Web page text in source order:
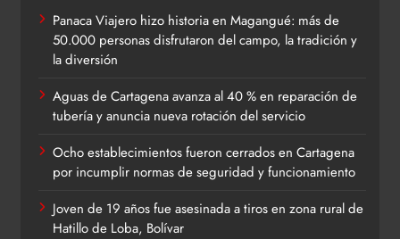
Panaca Viajero hizo historia en Magangué: más de
50.000 personas disfrutaron del campo, la tradición y
la diversión
Aguas de Cartagena avanza al 40 % en reparación de
tubería y anuncia nueva rotación del servicio
Ocho establecimientos fueron cerrados en Cartagena
por incumplir normas de seguridad y funcionamiento
Joven de 19 años fue asesinada a tiros en zona rural de
Hatillo de Loba, Bolívar